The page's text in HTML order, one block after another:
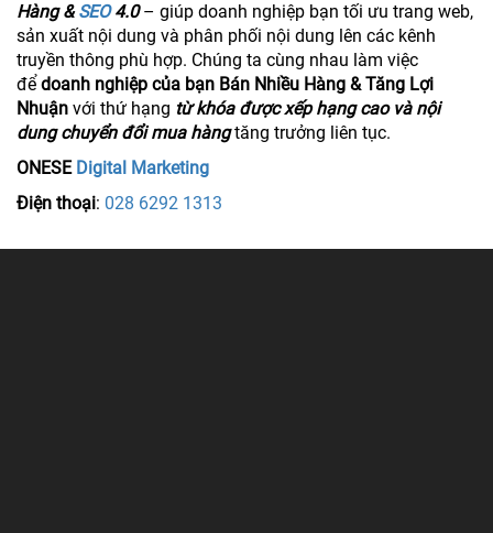
Hàng &SEO4.0– giúp doanh nghiệp bạn tối ưu trang web,
sản xuất nội dung và phân phối nội dung lên các kênh
truyền thông phù hợp. Chúng ta cùng nhau làm việc
để doanh nghiệp của bạn Bán Nhiều Hàng & Tăng Lợi
Nhuận với thứ hạng từ khóa được xếp hạng cao và nội
dung chuyển đổi mua hàngtăng trưởng liên tục.
ONESE Digital Marketing
Điện thoại: 028 6292 1313